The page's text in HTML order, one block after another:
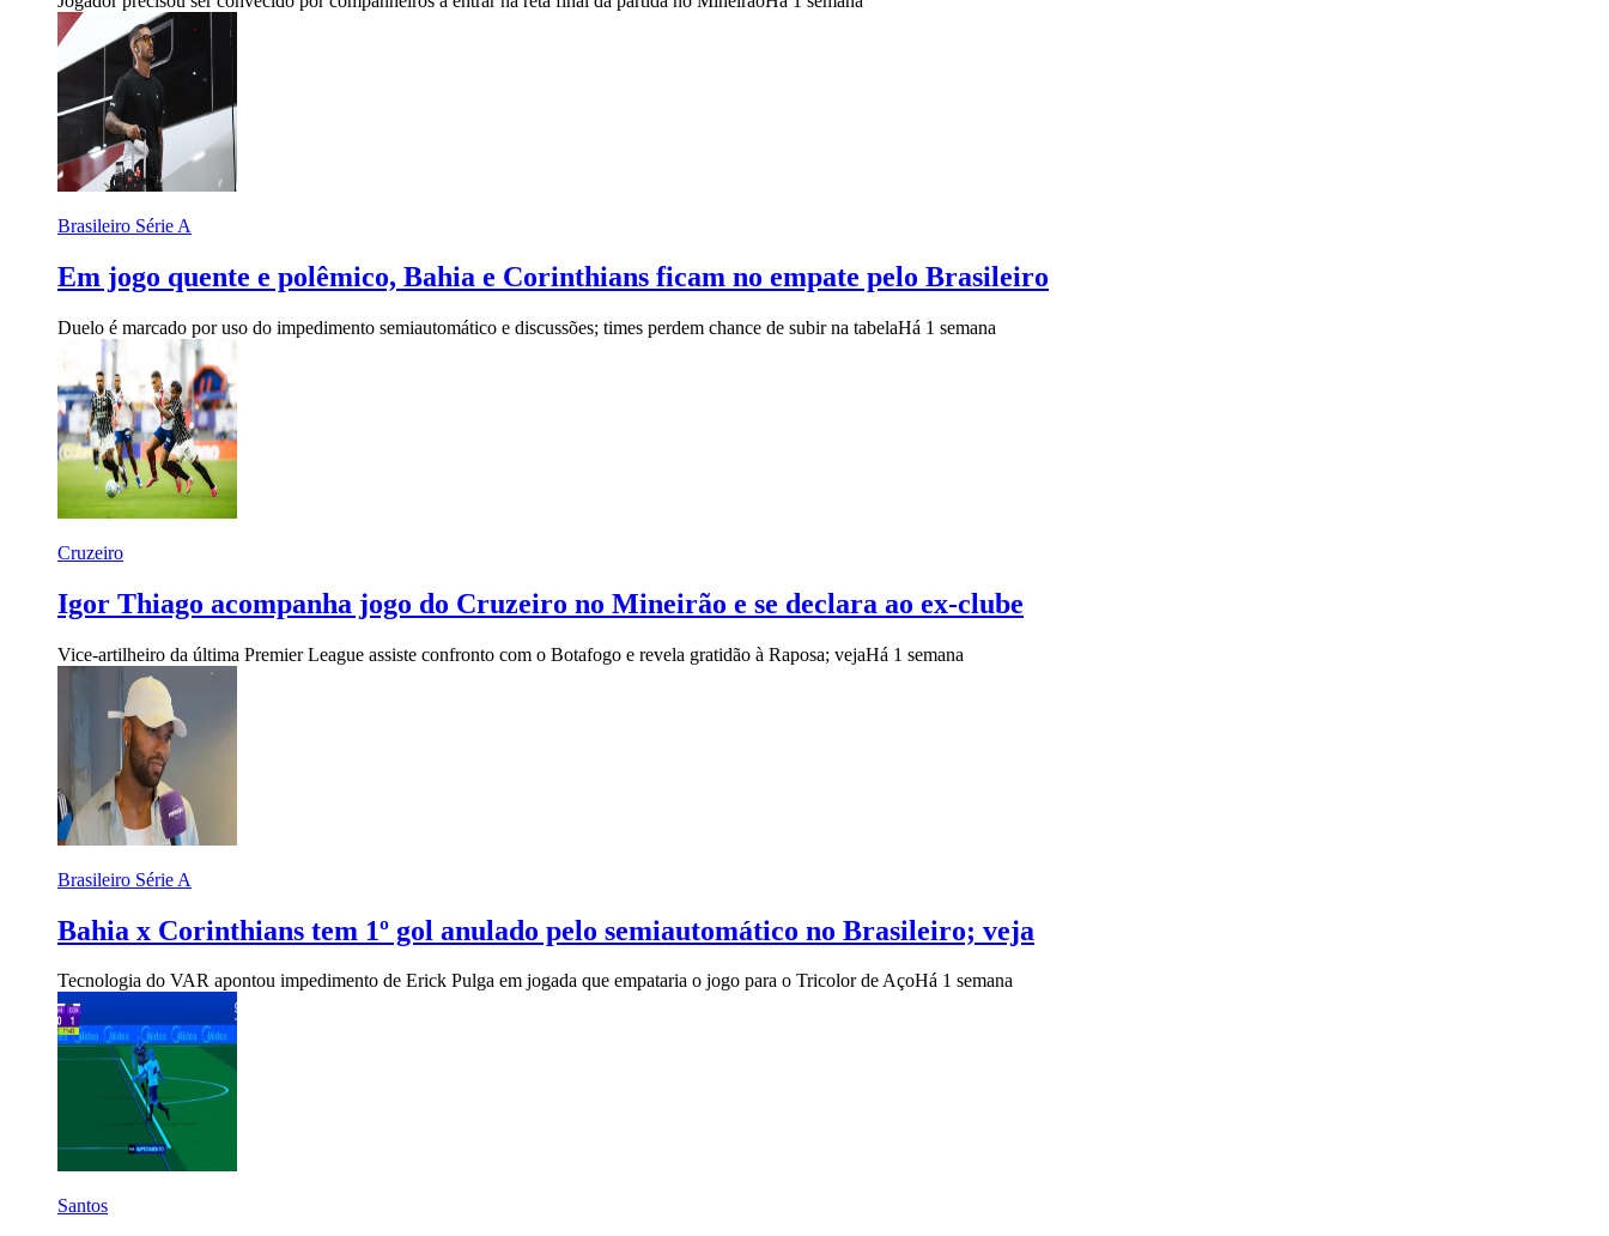
Brasileiro Série A
Em jogo quente e polêmico, Bahia e Corinthians ficam no empate pelo Brasileiro
Duelo é marcado por uso do impedimento semiautomático e discussões; times perdem chance de subir na tabelaHá 1 semana
Cruzeiro
Igor Thiago acompanha jogo do Cruzeiro no Mineirão e se declara ao ex-clube
Vice-artilheiro da última Premier League assiste confronto com o Botafogo e revela gratidão à Raposa; vejaHá 1 semana
Brasileiro Série A
Bahia x Corinthians tem 1º gol anulado pelo semiautomático no Brasileiro; veja
Tecnologia do VAR apontou impedimento de Erick Pulga em jogada que empataria o jogo para o Tricolor de AçoHá 1 semana
Santos